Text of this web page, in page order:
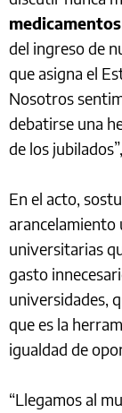
del ingreso de
que asigna el
Nosotros
debatirse una
de los
En el acto,
arancelamiento
universitarias
gasto
universidades,
que es la
igualdad de
“Llegamos al